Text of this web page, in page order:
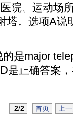
院、运动场
塔。选项A说
major
是正确答案
2/2 首页 上